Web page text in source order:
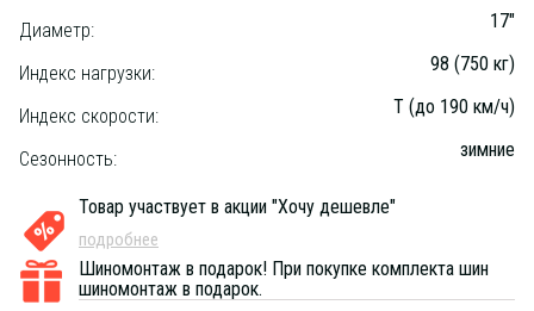
Диаметр: 17"
Индекс нагрузки: 98 (750 кг)
Индекс скорости: T (до 190 км/ч)
Сезонность: зимние
Товар участвует в акции "Хочу дешевле"
подробнее
Шиномонтаж в подарок! При покупке комплекта шин
шиномонтаж в подарок.